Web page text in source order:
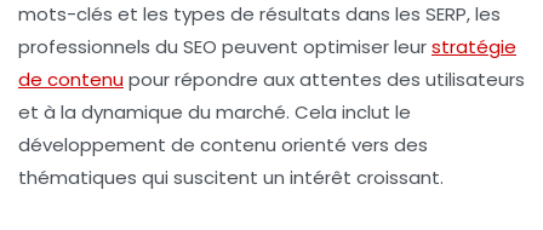
mots-clés et les types de résultats dans les SERP, les
professionnels du SEO peuvent optimiser leurstratégie
de contenupour répondre aux attentes des utilisateurs
et à la dynamique du marché. Cela inclut le
développement de contenu orienté vers des
thématiques qui suscitent un intérêt croissant.